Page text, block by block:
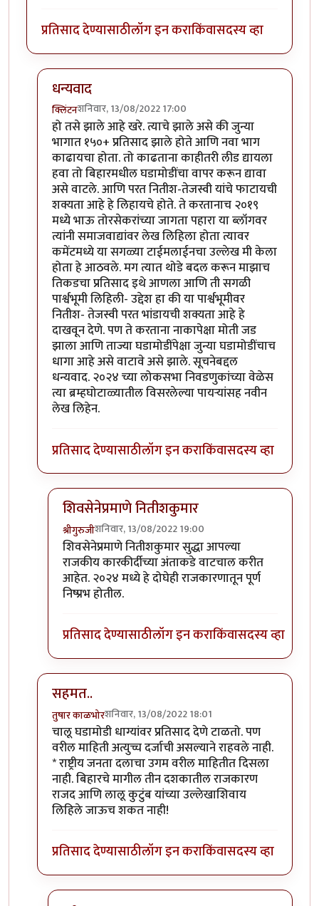
प्रतिसाद देण्यासाठीलॉग इन कराकिंवासदस्य व्हा
धन्यवाद
क्लिंटनशनिवार, 13/08/2022 17:00
In reply toक्लिंटन, हा अत्यंतbyगवि
हो तसे झाले आहे खरे. त्याचे झाले असे की जुन्या
भागात १५०+ प्रतिसाद झाले होते आणि नवा भाग
काढायचा होता. तो काढताना काहीतरी लीड द्यायला
हवा तो बिहारमधील घडामोडींचा वापर करून द्यावा
असे वाटले. आणि परत नितीश-तेजस्वी यांचे फाटायची
शक्यता आहे हे लिहायचे होते. ते करतानाच २०१९
मध्ये भाऊ तोरसेकरांच्या जागता पहारा या ब्लॉगवर
त्यांनी समाजवाद्यांवर लेख लिहिला होता त्यावर
कमेंटमध्ये या सगळ्या टाईमलाईनचा उल्लेख मी केला
होता हे आठवले. मग त्यात थोडे बदल करून माझाच
तिकडचा प्रतिसाद इथे आणला आणि ती सगळी
पार्श्वभूमी लिहिली- उद्देश हा की या पार्श्वभूमीवर
नितीश- तेजस्वी परत भांडायची शक्यता आहे हे
दाखवून देणे. पण ते करताना नाकापेक्षा मोती जड
झाला आणि ताज्या घडामोडींपेक्षा जुन्या घडामोडींचाच
धागा आहे असे वाटावे असे झाले. सूचनेबद्दल
धन्यवाद. २०२४ च्या लोकसभा निवडणुकांच्या वेळेस
त्या ब्रम्हघोटाळ्यातील विसरलेल्या पायर्‍यांसह नवीन
लेख लिहेन.
प्रतिसाद देण्यासाठीलॉग इन कराकिंवासदस्य व्हा
शिवसेनेप्रमाणे नितीशकुमार
श्रीगुरुजीशनिवार, 13/08/2022 19:00
In reply toधन्यवादbyक्लिंटन
शिवसेनेप्रमाणे नितीशकुमार सुद्धा आपल्या
राजकीय कारकीर्दीच्या अंताकडे वाटचाल करीत
आहेत. २०२४ मध्ये हे दोघेही राजकारणातून पूर्ण
निष्प्रभ होतील.
प्रतिसाद देण्यासाठीलॉग इन कराकिंवासदस्य व्हा
सहमत..
तुषार काळभोरशनिवार, 13/08/2022 18:01
In reply toक्लिंटन, हा अत्यंतbyगवि
चालू घडामोडी धाग्यांवर प्रतिसाद देणे टाळतो. पण
वरील माहिती अत्युच्च दर्जाची असल्याने राहवले नाही.
* राष्ट्रीय जनता दलाचा उगम वरील माहितीत दिसला
नाही. बिहारचे मागील तीन दशकातील राजकारण
राजद आणि लालू कुटुंब यांच्या उल्लेखाशिवाय
लिहिले जाऊच शकत नाही!
प्रतिसाद देण्यासाठीलॉग इन कराकिंवासदस्य व्हा